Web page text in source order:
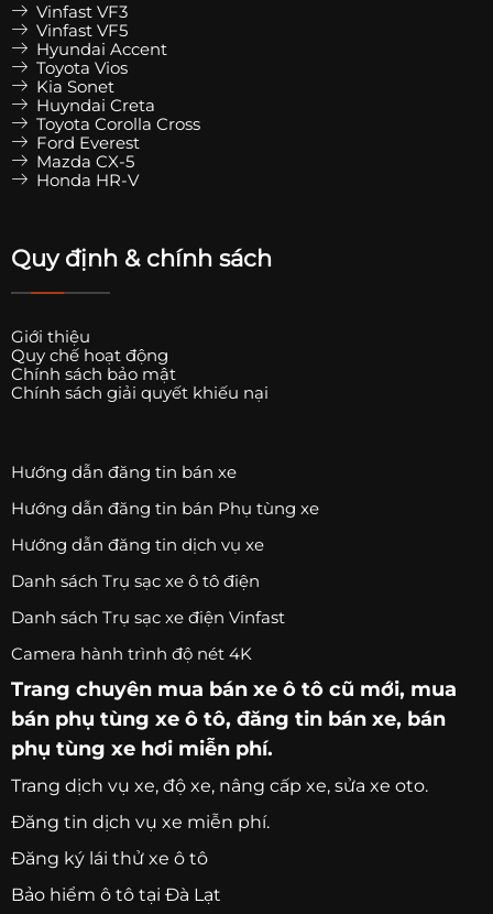
Vinfast VF3
Vinfast VF5
Hyundai Accent
Toyota Vios
Kia Sonet
Huyndai Creta
Toyota Corolla Cross
Ford Everest
Mazda CX-5
Honda HR-V
Quy định & chính sách
Giới thiệu
Quy chế hoạt động
Chính sách bảo mật
Chính sách giải quyết khiếu nại
Hướng dẫn đăng tin bán xe
Hướng dẫn đăng tin bán Phụ tùng xe
Hướng dẫn đăng tin dịch vụ xe
Danh sách Trụ sạc xe ô tô điện
Danh sách Trụ sạc xe điện Vinfast
Camera hành trình độ nét 4K
Trang chuyên mua bán xe ô tô cũ mới, mua
bán phụ tùng xe ô tô, đăng tin bán xe, bán
phụ tùng xe hơi miễn phí.
Trang dịch vụ xe, độ xe, nâng cấp xe, sửa xe oto.
Đăng tin dịch vụ xe miễn phí.
Đăng ký lái thử xe ô tô
Bảo hiểm ô tô tại Đà Lạt